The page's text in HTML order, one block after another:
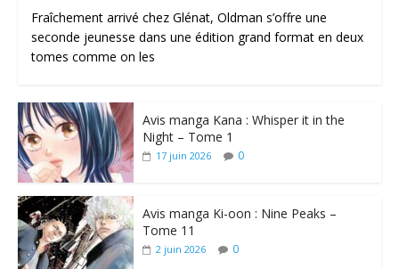
Fraîchement arrivé chez Glénat, Oldman s’offre une
seconde jeunesse dans une édition grand format en deux
tomes comme on les
Avis manga Kana : Whisper it in the
Night – Tome 1
17 juin 2026 0
Avis manga Ki-oon : Nine Peaks –
Tome 11
2 juin 2026 0